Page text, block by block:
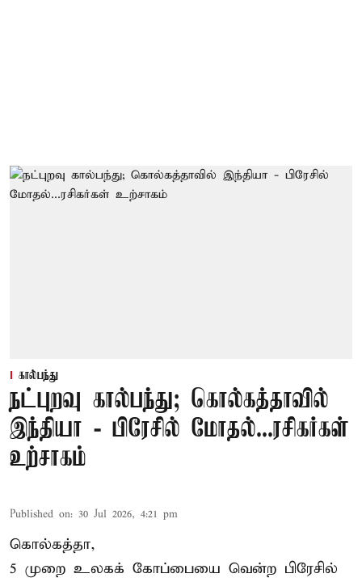
கால்பந்து
நட்புறவு கால்பந்து; கொல்கத்தாவில்
இந்தியா - பிரேசில் மோதல்...ரசிகர்கள்
உற்சாகம்
Published on: 30 Jul 2026, 4:21 pm
கொல்கத்தா,
5 முறை உலகக் கோப்பையை வென்ற பிரேசில்